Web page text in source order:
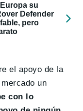
su
Defender
pero
el apoyo de la
un
con lo